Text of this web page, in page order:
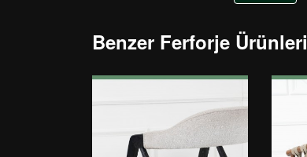
Benzer Ferforje Ürünleri